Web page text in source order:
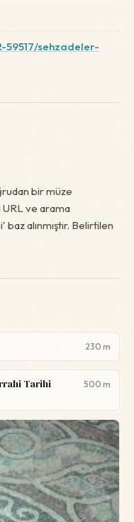
59517/sehzadeler-
bir müze
URL ve arama
alınmıştır. Belirtilen
230 m
Tarihi
500 m